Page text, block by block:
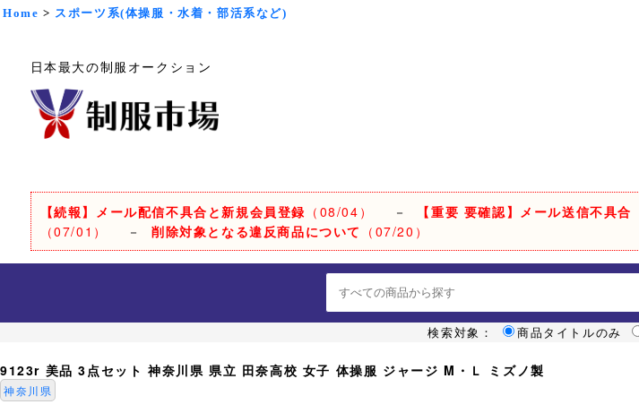
Home > スポーツ系(体操服・水着・部活系など)
日本最大の制服オークション
【続報】メール配信不具合と新規会員登録 （08/04） － 【重要 要確認】メール送信不具合
（07/01）
－ 削除対象となる違反商品について （07/20）
検索対象： 商品タイトルのみ
9123r 美品 3点セット 神奈川県 県立 田奈高校 女子 体操服 ジャージ M・Ｌ ミズノ製
神奈川県